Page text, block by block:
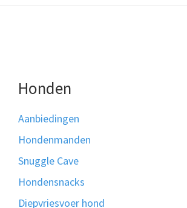
Honden
Aanbiedingen
Hondenmanden
Snuggle Cave
Hondensnacks
Diepvriesvoer hond